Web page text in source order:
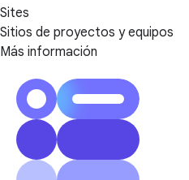
Sites
Sitios de proyectos y equipos
Más información